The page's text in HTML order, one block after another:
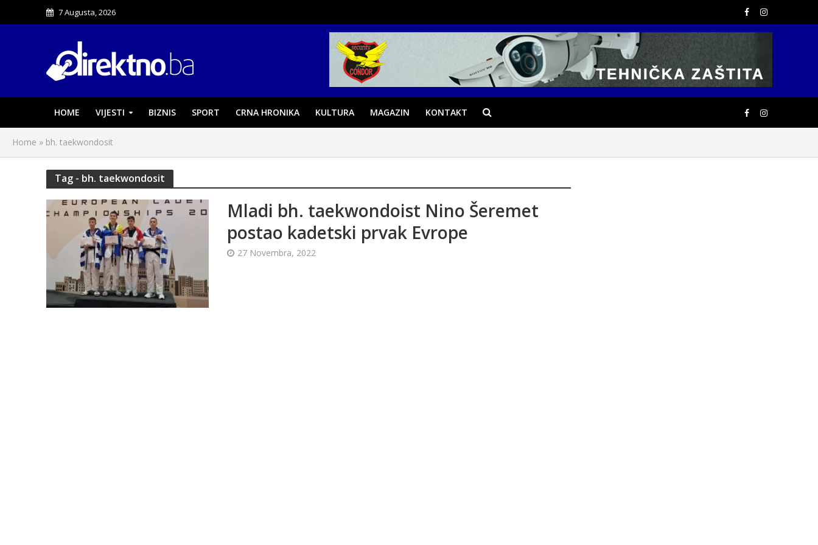
7 Augusta, 2026
HOME VIJESTI BIZNIS SPORT CRNA HRONIKA KULTURA MAGAZIN KONTAKT
Home » bh. taekwondosit
Tag - bh. taekwondosit
Mladi bh. taekwondoist Nino Šeremet
postao kadetski prvak Evrope
27 Novembra, 2022